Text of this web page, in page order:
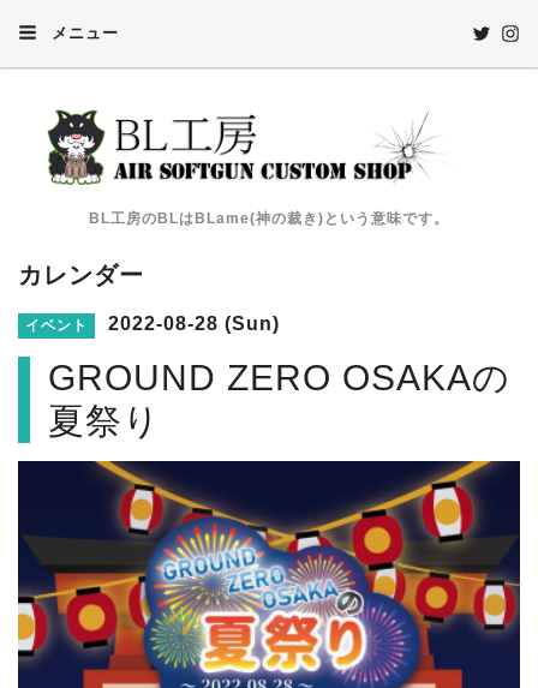
メニュー
BL工房のBLはBLame(神の裁き)という意味です。
カレンダー
イベント 2022-08-28 (Sun)
GROUND ZERO OSAKAの
夏祭り